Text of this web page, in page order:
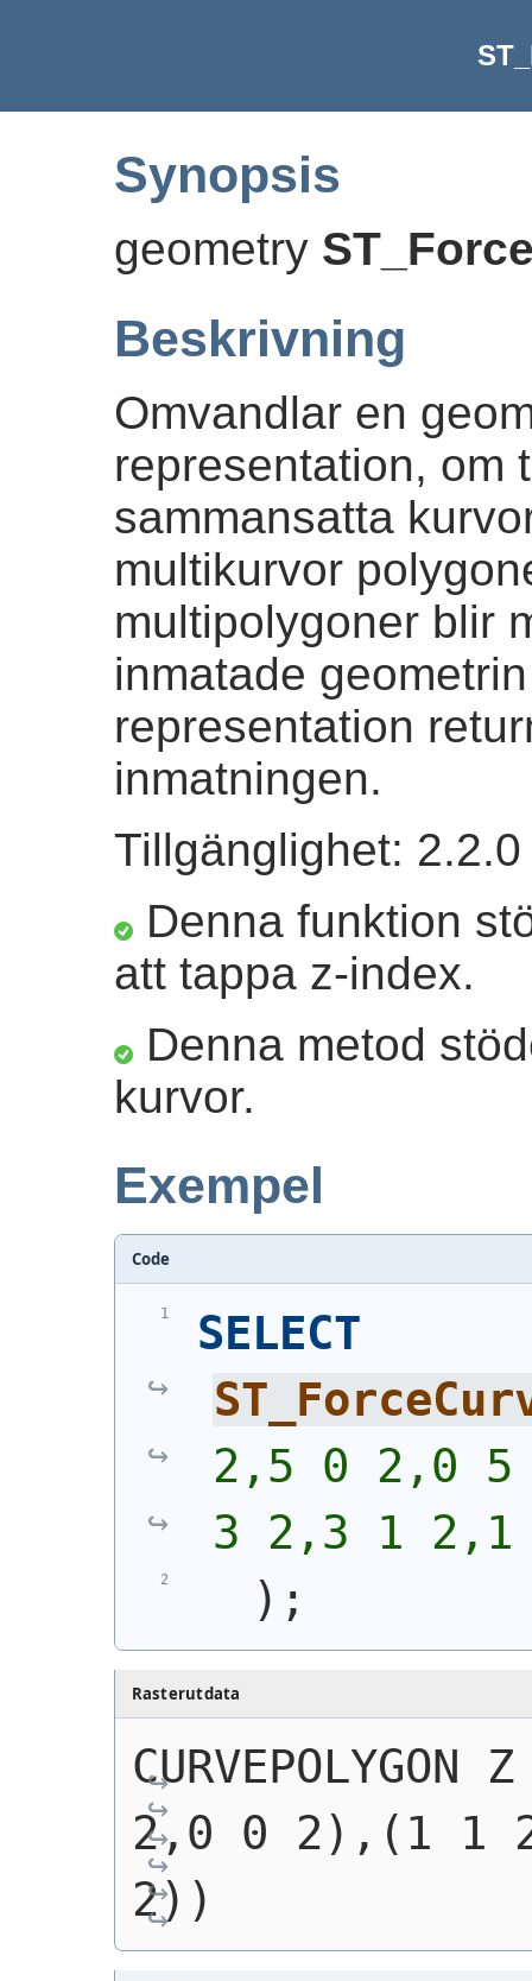
Synopsis
geometry
Beskrivning
Omvandlar en
representation, om
sammansatta
multikurvor
multipolygoner blir
inmatade
representation
inmatningen.
Tillgänglighet: 2.2.0
Denna funktion
att tappa z-index.
Denna metod
kurvor.
Exempel
Code
SELECT
2,5 0 2,0
3 2,3 1
) ;
Rasterutdata
2,0 0 2),(1 1
2))